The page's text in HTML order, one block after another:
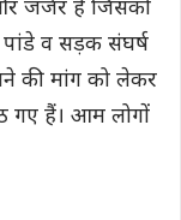
जर्जर है जिसको
पांडे व सड़क संघर्ष
की मांग को लेकर
गए हैं। आम लोगों